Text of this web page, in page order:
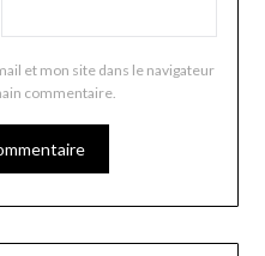
et mon site dans le navigateur
commentaire.